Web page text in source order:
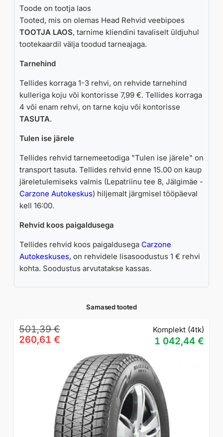
Toode on tootja laos
Tooted, mis on olemas Head Rehvid veebipoes
TOOTJA LAOS, tarnime kliendini tavaliselt üldjuhul
tootekaardil välja toodud tarneajaga.
Tarnehind
Tellides korraga 1-3 rehvi, on rehvide tarnehind
kulleriga koju või kontorisse 7,99 €. Tellides korraga
4 või enam rehvi, on tarne koju või kontorisse
TASUTA.
Tulen ise järele
Tellides rehvid tarnemeetodiga "Tulen ise järele" on
transport tasuta. Tellides rehvid enne 15.00 on kaup
järeletulemiseks valmis (Lepatriinu tee 8, Jälgimäe -
Carzone Autokeskus) hiljemalt järgmisel tööpäeval
kell 16:00.
Rehvid koos paigaldusega
Tellides rehvid koos paigaldusega Carzone
Autokeskuses, on rehvidele lisasoodustus 1 € rehvi
kohta. Soodustus arvutatakse kassas.
Sarnased tooted
501,39€
Algne
hind
260,61 €
Praegune
hind
Komplekt (4tk)
1 042,44 €